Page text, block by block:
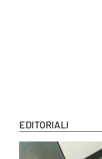
EDITORIALI